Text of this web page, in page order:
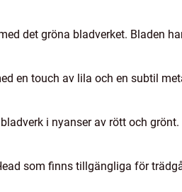
det gröna bladverket. Bladen
en touch av lila och en subtil
i nyanser av rött och
som finns tillgängliga för